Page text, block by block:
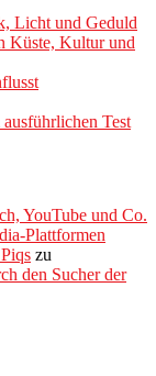
Licht und Geduld
Küste, Kultur und
Test
YouTube und Co.
Plattformen
zu
den Sucher der